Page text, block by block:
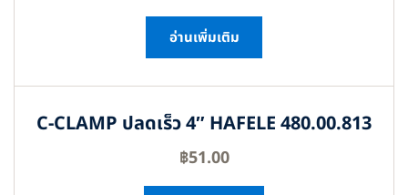
อ่านเพิ่มเติม
C-CLAMP ปลดเร็ว 4″ HAFELE 480.00.813
฿51.00